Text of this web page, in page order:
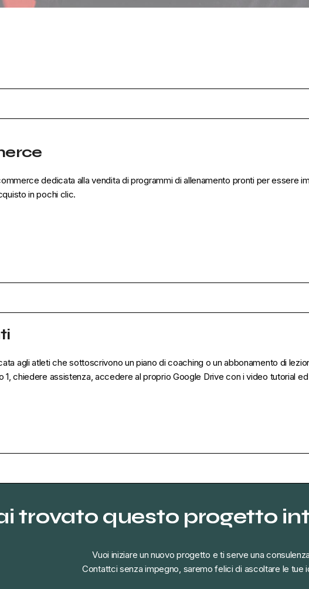
dedicata alla vendita di programmi di allenamento pronti per essere
in pochi clic.
agli atleti che sottoscrivono un piano di coaching o un abbonamento di
1, chiedere assistenza, accedere al proprio Google Drive con i video tutorial
trovato questo progetto
Vuoi iniziare un nuovo progetto e ti serve una
Contattci senza impegno, saremo felici di ascoltare le tue